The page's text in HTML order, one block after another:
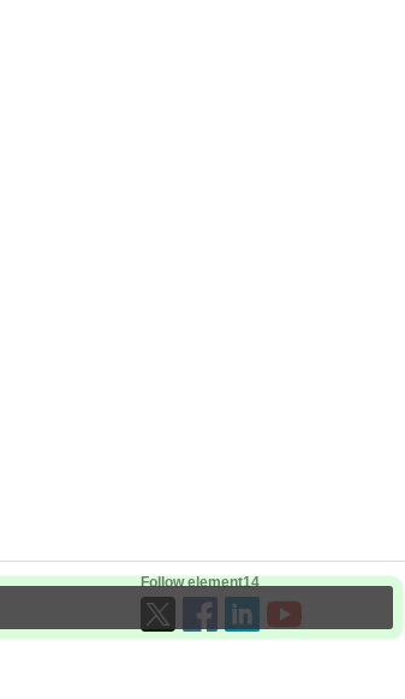
Follow element14